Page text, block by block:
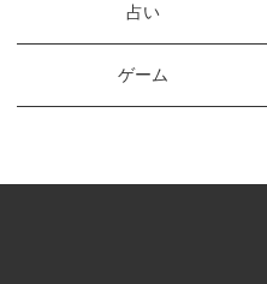
占い
ゲーム